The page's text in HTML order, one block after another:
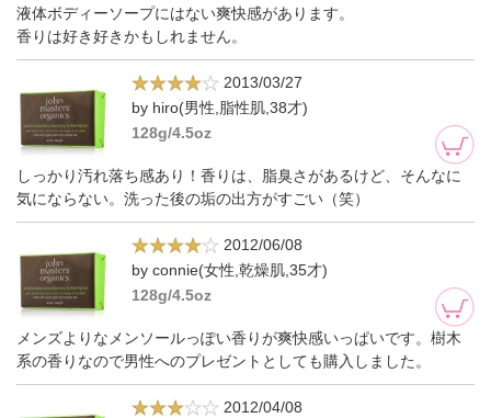
液体ボディーソープにはない爽快感があります。
香りは好き好きかもしれません。
2013/03/27
by hiro(男性,脂性肌,38才)
128g/4.5oz
しっかり汚れ落ち感あり！香りは、脂臭さがあるけど、そんなに
気にならない。洗った後の垢の出方がすごい（笑）
2012/06/08
by connie(女性,乾燥肌,35才)
128g/4.5oz
メンズよりなメンソールっぽい香りが爽快感いっぱいです。樹木
系の香りなので男性へのプレゼントとしても購入しました。
2012/04/08